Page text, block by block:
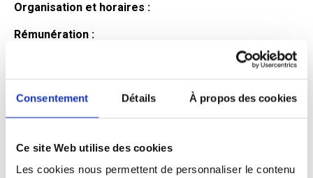
Consentement Détails À propos des cookies
Ce site Web utilise des cookies
Les cookies nous permettent de personnaliser le contenu
Organisation et horaires :
Rémunération :
Profil du
candidat